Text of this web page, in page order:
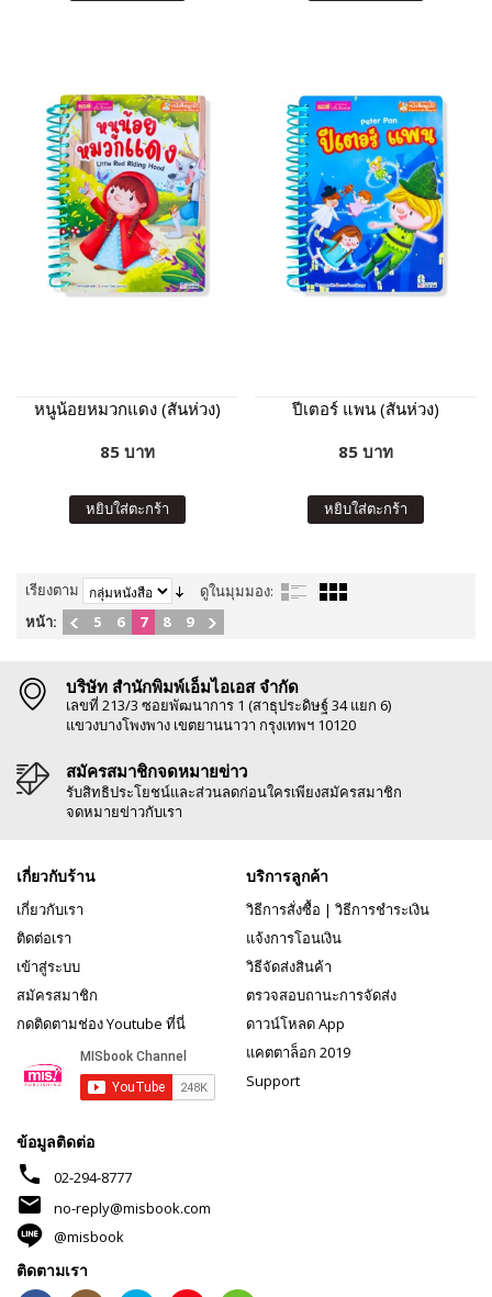
หนูน้อยหมวกแดง (สันห่วง)
85 บาท
หยิบใส่ตะกร้า
ปีเตอร์ แพน (สันห่วง)
85 บาท
หยิบใส่ตะกร้า
เรียงตาม
ดูในมุมมอง:
หน้า:
5 6 7 8 9
บริษัท สำนักพิมพ์เอ็มไอเอส จำกัด
เลขที่ 213/3 ซอยพัฒนาการ 1 (สาธุประดิษฐ์ 34 แยก 6)
แขวงบางโพงพาง เขตยานนาวา กรุงเทพฯ 10120
สมัครสมาชิกจดหมายข่าว
รับสิทธิประโยชน์และส่วนลดก่อนใครเพียงสมัครสมาชิก
จดหมายข่าวกับเรา
เกี่ยวกับร้าน
เกี่ยวกับเรา
ติดต่อเรา
เข้าสู่ระบบ
สมัครสมาชิก
กดติดตามช่อง Youtube ที่นี่
บริการลูกค้า
วิธีการสั่งซื้อ | วิธีการชำระเงิน
แจ้งการโอนเงิน
วิธีจัดส่งสินค้า
ตรวจสอบถานะการจัดส่ง
ดาวน์โหลด App
แคตตาล็อก 2019
Support
ข้อมูลติดต่อ
phone 02-294-8777
mail
no-reply@misbook.com
@misbook
ติดตามเรา